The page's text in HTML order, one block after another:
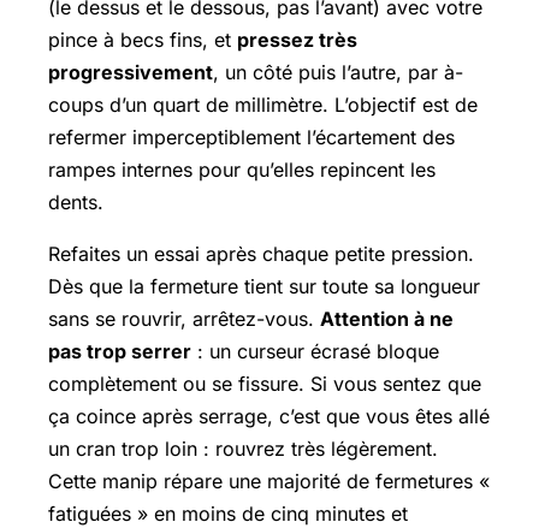
(le dessus et le dessous, pas l’avant) avec votre
pince à becs fins, et pressez très
progressivement, un côté puis l’autre, par à-
coups d’un quart de millimètre. L’objectif est de
refermer imperceptiblement l’écartement des
rampes internes pour qu’elles repincent les
dents.
Refaites un essai après chaque petite pression.
Dès que la fermeture tient sur toute sa longueur
sans se rouvrir, arrêtez-vous. Attention à ne
pas trop serrer : un curseur écrasé bloque
complètement ou se fissure. Si vous sentez que
ça coince après serrage, c’est que vous êtes allé
un cran trop loin : rouvrez très légèrement.
Cette manip répare une majorité de fermetures «
fatiguées » en moins de cinq minutes et